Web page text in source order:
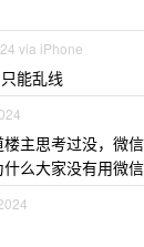
via iPhone
能乱线
主思考过没，微
么大家没有用微信